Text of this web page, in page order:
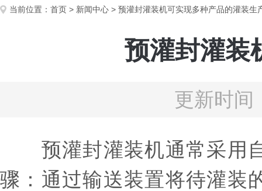
当前位置： 首页 > 新闻中心 > 预灌封灌装机可实现多种产品的灌装生
预灌封灌装
更新时
预灌封灌装机通常采用自
骤：通过输送装置将待灌装